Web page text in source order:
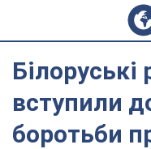
Білоруські
вступили
боротьби